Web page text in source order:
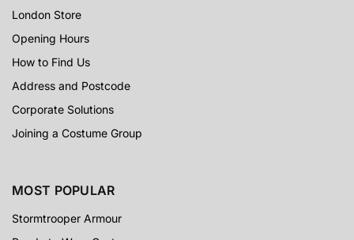
London Store
Opening Hours
How to Find Us
Address and Postcode
Corporate Solutions
Joining a Costume Group
MOST POPULAR
Stormtrooper Armour